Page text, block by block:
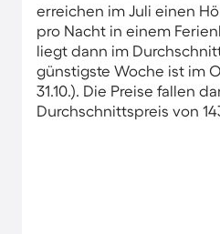
erreichen im Juli einen
pro Nacht in einem
liegt dann im
günstigste Woche ist im
31.10.). Die Preise fallen
Durchschnittspreis von